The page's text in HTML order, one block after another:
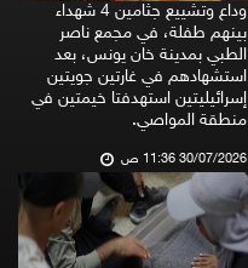
وداع وتشييع جثامين 4 شهداء
بينهم طفلة، في مجمع ناصر
الطبي بمدينة خان يونس، بعد
استشهادهم في غارتين جويتين
إسرائيليتين استهدفتا خيمتين في
منطقة المواصي.
30/07/2026 11:36 ص